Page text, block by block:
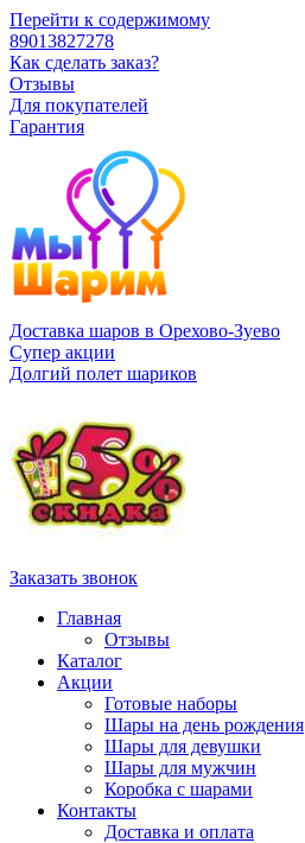
Перейти к содержимому
89013827278
Как сделать заказ?
Отзывы
Для покупателей
Гарантия
Доставка шаров в Орехово-Зуево
Супер акции
Долгий полет шариков
Заказать звонок
Главная
Отзывы
Каталог
Акции
Готовые наборы
Шары на день рождения
Шары для девушки
Шары для мужчин
Коробка с шарами
Контакты
Доставка и оплата